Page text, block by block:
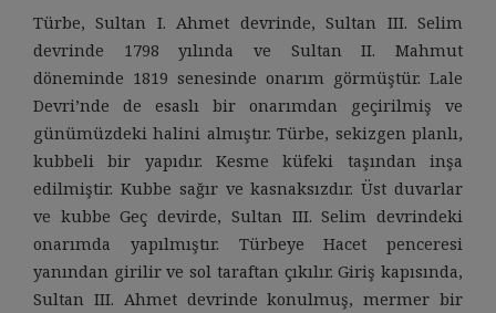
Türbe, Sultan I. Ahmet devrinde, Sultan III. Selim
devrinde 1798 yılında ve Sultan II. Mahmut
döneminde 1819 senesinde onarım görmüştür. Lale
Devri’nde de esaslı bir onarımdan geçirilmiş ve
günümüzdeki halini almıştır. Türbe, sekizgen planlı,
kubbeli bir yapıdır. Kesme küfeki taşından inşa
edilmiştir. Kubbe sağır ve kasnaksızdır. Üst duvarlar
ve kubbe Geç devirde, Sultan III. Selim devrindeki
onarımda yapılmıştır. Türbeye Hacet penceresi
yanından girilir ve sol taraftan çıkılır. Giriş kapısında,
Sultan III. Ahmet devrinde konulmuş, mermer bir